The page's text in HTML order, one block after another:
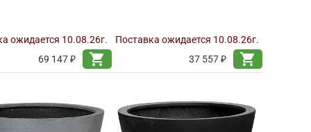
ожидается 10.08.26г.
69 147 ₽
shopping_cart
Поставка ожидается 10.08.26г.
37 557 ₽
shopping_cart